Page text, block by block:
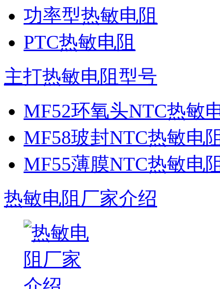
功率型热敏电阻
PTC热敏电阻
主打热敏电阻型号
MF52环氧头NTC热敏
MF58玻封NTC热敏电
MF55薄膜NTC热敏电
热敏电阻厂家介绍